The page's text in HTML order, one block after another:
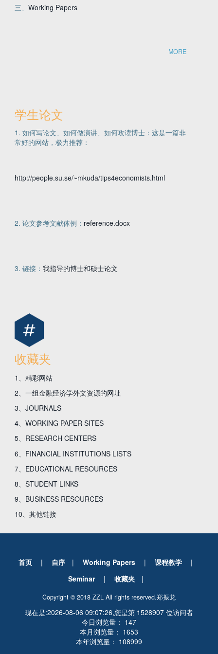
三、 Working Papers
MORE
学生论文
1. 如何写论文、如何做演讲、如何攻读博士：这是一篇非
常好的网站，极力推荐：
http://people.su.se/~mkuda/tips4economists.html
2. 论文参考文献体例： reference.docx
3. 链接： 我指导的博士和硕士论文
收藏夹
1、精彩网站
2、一组金融经济学外文资源的网址
3、JOURNALS
4、WORKING PAPER SITES
5、RESEARCH CENTERS
6、FINANCIAL INSTITUTIONS LISTS
7、EDUCATIONAL RESOURCES
8、STUDENT LINKS
9、BUSINESS RESOURCES
10、其他链接
首页 | 自序 | Working Papers | 课程教学
|
Seminar
| 收藏夹 |
Copyright © 2018 ZZL All rights reserved.郑振龙
现在是:2026-08-06 09:07:26,您是第 1528907 位访问者
今日浏览量： 147
本月浏览量： 1653
本年浏览量： 108999